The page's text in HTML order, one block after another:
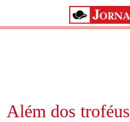
Além dos troféus